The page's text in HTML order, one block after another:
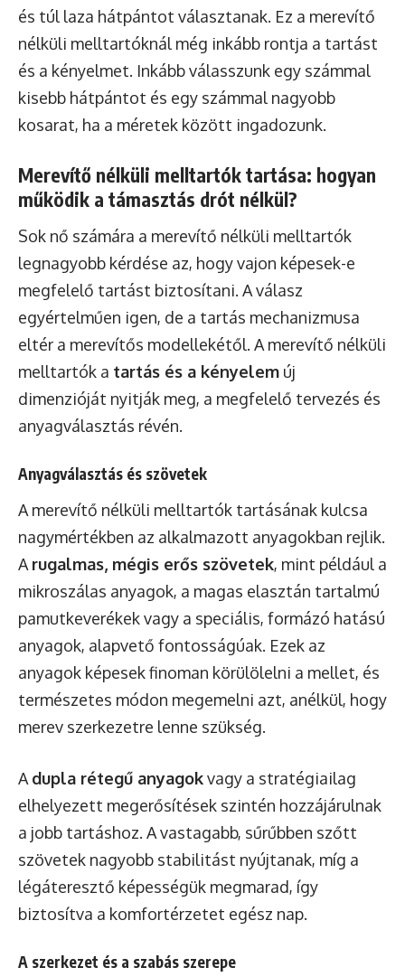
és túl laza hátpántot választanak. Ez a merevítő
nélküli melltartóknál még inkább rontja a tartást
és a kényelmet. Inkább válasszunk egy számmal
kisebb hátpántot és egy számmal nagyobb
kosarat, ha a méretek között ingadozunk.
Merevítő nélküli melltartók tartása: hogyan
működik a támasztás drót nélkül?
Sok nő számára a merevítő nélküli melltartók
legnagyobb kérdése az, hogy vajon képesek-e
megfelelő tartást biztosítani. A válasz
egyértelműen igen, de a tartás mechanizmusa
eltér a merevítős modellekétől. A merevítő nélküli
melltartók a tartás és a kényelem új
dimenzióját nyitják meg, a megfelelő tervezés és
anyagválasztás révén.
Anyagválasztás és szövetek
A merevítő nélküli melltartók tartásának kulcsa
nagymértékben az alkalmazott anyagokban rejlik.
A rugalmas, mégis erős szövetek, mint például a
mikroszálas anyagok, a magas elasztán tartalmú
pamutkeverékek vagy a speciális, formázó hatású
anyagok, alapvető fontosságúak. Ezek az
anyagok képesek finoman körülölelni a mellet, és
természetes módon megemelni azt, anélkül, hogy
merev szerkezetre lenne szükség.
A dupla rétegű anyagokvagy a stratégiailag
elhelyezett megerősítések szintén hozzájárulnak
a jobb tartáshoz. A vastagabb, sűrűbben szőtt
szövetek nagyobb stabilitást nyújtanak, míg a
légáteresztő képességük megmarad, így
biztosítva a komfortérzetet egész nap.
A szerkezet és a szabás szerepe